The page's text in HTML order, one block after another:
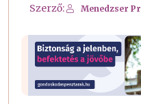
Szerző: Menedzser